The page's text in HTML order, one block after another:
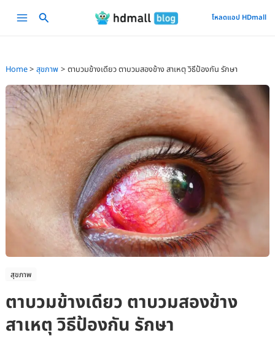
Main
โหลดแอป HDmall
Home สุขภาพ ตาบวมข้างเดียว ตาบวมสองข้าง สาเหตุ วิธีป้องกัน รักษา
สุขภาพ
ตาบวมข้างเดียว ตาบวมสองข้าง
สาเหตุ วิธีป้องกัน รักษา